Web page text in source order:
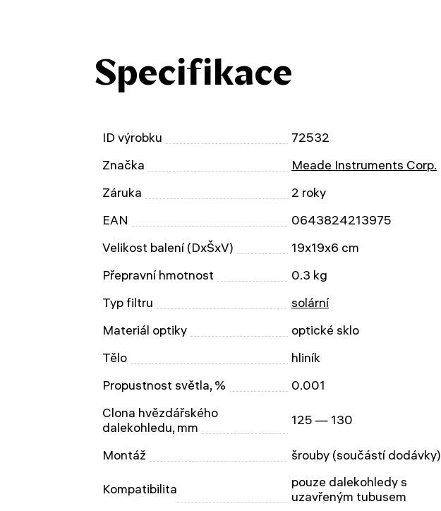
Specifikace
ID výrobku
72532
Značka
Meade Instruments Corp.
Záruka
2 roky
EAN
0643824213975
Velikost balení (DxŠxV)
19x19x6 cm
Přepravní hmotnost
0.3 kg
Typ filtru
solární
Materiál optiky
optické sklo
Tělo
hliník
Propustnost světla, %
0.001
Clona hvězdářského
dalekohledu, mm
125 — 130
Montáž šrouby (součástí dodávky)
Kompatibilita
pouze dalekohledy s
uzavřeným tubusem